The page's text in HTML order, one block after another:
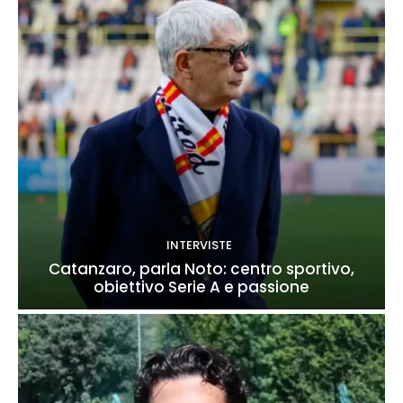
INTERVISTE
Catanzaro, parla Noto: centro sportivo,
obiettivo Serie A e passione